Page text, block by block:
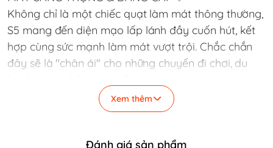
Không chỉ là một chiếc quạt làm mát thông thường,
S5 mang đến diện mạo lấp lánh đầy cuốn hút, kết
hợp cùng sức mạnh làm mát vượt trội. Chắc chắn
đây sẽ là "chân ái" cho những chuyến đi chơi, du
🌟 ĐIỂM NỔI BẬT KHÔNG THỂ BỎ QUA:
💎 Thiết Kế Đính Đá Thủ Công Tuyệt Đẹp: Vỏ ngoài
Xem thêm
Đánh giá sản phẩm